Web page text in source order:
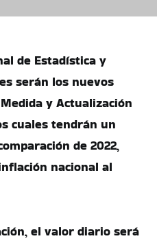
de Estadística y
serán los nuevos
y Actualización
cuales tendrán un
de 2022,
nacional al
el valor diario será